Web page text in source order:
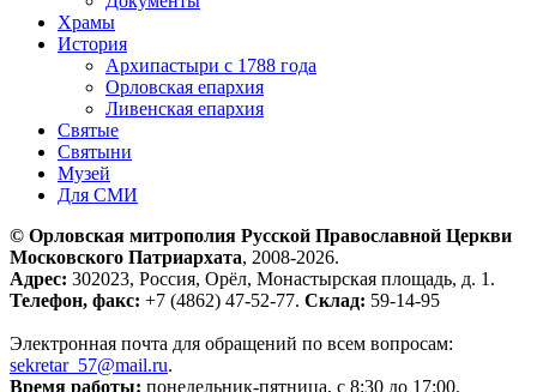
Храмы
История
Архипастыри с 1788 года
Орловская епархия
Ливенская епархия
Святые
Святыни
Музей
Для СМИ
© Орловская митрополия Русской Православной Церкви
Московского Патриархата, 2008-2026.
Адрес: 302023, Россия, Орёл, Монастырская площадь, д. 1.
Телефон, факс: +7 (4862) 47-52-77. Склад: 59-14-95
Электронная почта для обращений по всем вопросам:
sekretar_57@mail.ru.
Время работы: понедельник-пятница, с 8:30 до 17:00.